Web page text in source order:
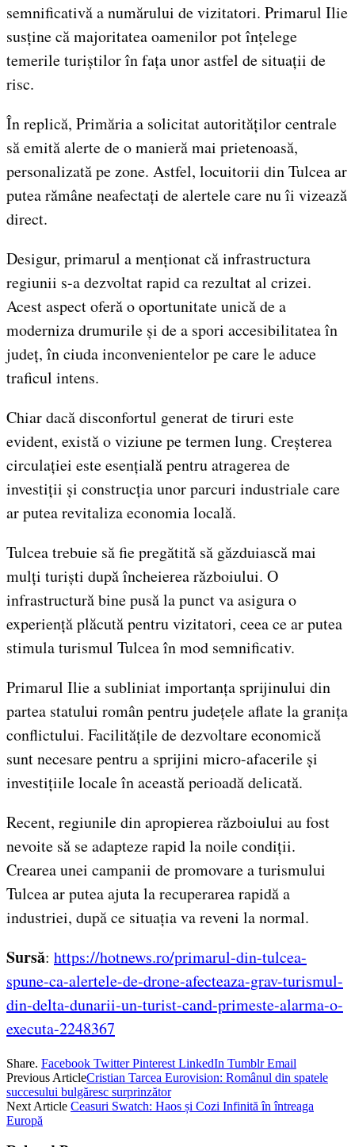
semnificativă a numărului de vizitatori. Primarul Ilie
susține că majoritatea oamenilor pot înțelege
temerile turiștilor în fața unor astfel de situații de
risc.
În replică, Primăria a solicitat autorităților centrale
să emită alerte de o manieră mai prietenoasă,
personalizată pe zone. Astfel, locuitorii din Tulcea ar
putea rămâne neafectați de alertele care nu îi vizează
direct.
Desigur, primarul a menționat că infrastructura
regiunii s-a dezvoltat rapid ca rezultat al crizei.
Acest aspect oferă o oportunitate unică de a
moderniza drumurile și de a spori accesibilitatea în
județ, în ciuda inconvenientelor pe care le aduce
traficul intens.
Chiar dacă disconfortul generat de tiruri este
evident, există o viziune pe termen lung. Creșterea
circulației este esențială pentru atragerea de
investiții și construcția unor parcuri industriale care
ar putea revitaliza economia locală.
Tulcea trebuie să fie pregătită să găzduiască mai
mulți turiști după încheierea războiului. O
infrastructură bine pusă la punct va asigura o
experiență plăcută pentru vizitatori, ceea ce ar putea
stimula turismul Tulcea în mod semnificativ.
Primarul Ilie a subliniat importanța sprijinului din
partea statului român pentru județele aflate la granița
conflictului. Facilitățile de dezvoltare economică
sunt necesare pentru a sprijini micro-afacerile și
investițiile locale în această perioadă delicată.
Recent, regiunile din apropierea războiului au fost
nevoite să se adapteze rapid la noile condiții.
Crearea unei campanii de promovare a turismului
Tulcea ar putea ajuta la recuperarea rapidă a
industriei, după ce situația va reveni la normal.
Sursă: https://hotnews.ro/primarul-din-tulcea-
spune-ca-alertele-de-drone-afecteaza-grav-turismul-
din-delta-dunarii-un-turist-cand-primeste-alarma-o-
executa-2248367
Share. Facebook Twitter Pinterest LinkedIn Tumblr Email
Previous ArticleCristian Tarcea Eurovision: Românul din spatele
succesului bulgăresc surprinzător
Next Article Ceasuri Swatch: Haos și Cozi Infinită în întreaga
Europă